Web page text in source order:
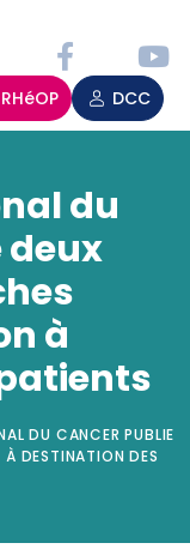
RHéOP DCC
du
deux
à
DU CANCER PUBLIE
À DESTINATION DES